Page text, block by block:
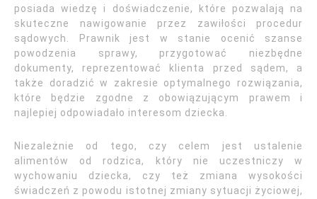
posiada wiedzę i doświadczenie, które pozwalają na
skuteczne nawigowanie przez zawiłości procedur
sądowych. Prawnik jest w stanie ocenić szanse
powodzenia sprawy, przygotować niezbędne
dokumenty, reprezentować klienta przed sądem, a
także doradzić w zakresie optymalnego rozwiązania,
które będzie zgodne z obowiązującym prawem i
najlepiej odpowiadało interesom dziecka.
Niezależnie od tego, czy celem jest ustalenie
alimentów od rodzica, który nie uczestniczy w
wychowaniu dziecka, czy też zmiana wysokości
świadczeń z powodu istotnej zmiany sytuacji życiowej,